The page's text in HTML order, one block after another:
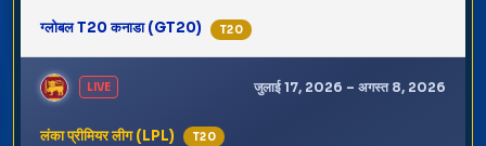
ग्लोबल T20 कनाडा (GT20) T20
लंका प्रीमियर लीग (LPL) T20
जुलाई 17, 2026 – अगस्त 8, 2026
LIVE